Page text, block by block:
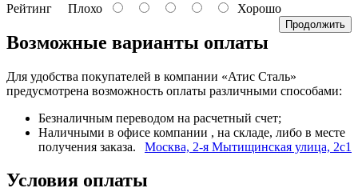
Рейтинг Плохо Хорошо
Продолжить
Возможные варианты оплаты
Для удобства покупателей в компании «Атис Сталь»
предусмотрена возможность оплаты различными способами:
Безналичным переводом на расчетный счет;
Наличными в офисе компании
Москва, 2-я Мытищинская улица, 2с1
, на складе, либо в месте
получения заказа.
Условия оплаты